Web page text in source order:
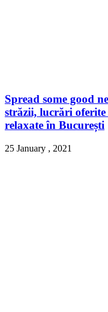
Spread some good
străzii, lucrări
relaxate în București
25 January , 2021